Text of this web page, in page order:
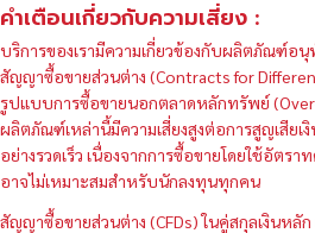
คำเตือนเกี่ยวกับความเสี่ยง :
บริการของเรามีความเกี่ยวข้องกับผลิตภัณฑ์อ
สัญญาซื้อขายส่วนต่าง (Contracts for
รูปแบบการซื้อขายนอกตลาดหลักทรัพย์
ผลิตภัณฑ์เหล่านี้มีความเสี่ยงสูงต่อการสูญเสีย
อย่างรวดเร็ว เนื่องจากการซื้อขายโดยใช้อัตรา
อาจไม่เหมาะสมสำหรับนักลงทุนทุกคน
สัญญาซื้อขายส่วนต่าง (CFDs) ในคู่สกุลเงินหลัก